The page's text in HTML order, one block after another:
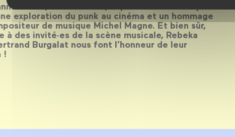
le voilà enfin, l’opus 2 de Ciné! Pop!
exploration du punk au cinéma et un hommage
de musique Michel Magne. Et bien sûr,
à des invité·es de la scène musicale, Rebeka
Burgalat nous font l’honneur de leur
!